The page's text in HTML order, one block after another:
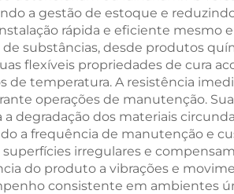
a gestão de estoque e
rápida e eficiente mesmo
substâncias, desde produtos
flexíveis propriedades de cura
de temperatura. A resistência
operações de manutenção.
dos materiais
a frequência de manutenção e
irregulares e
do produto a vibrações e
consistente em ambientes